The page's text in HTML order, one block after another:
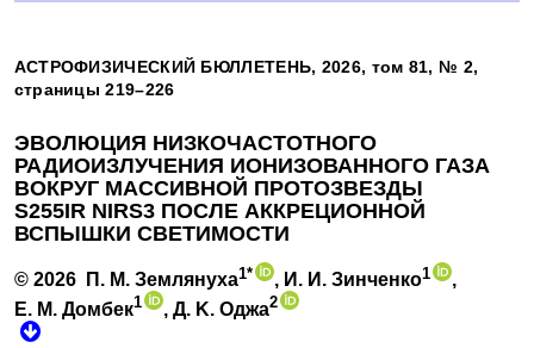
АСТРОФИЗИЧЕСКИЙ БЮЛЛЕТЕНЬ, 2026, том 81, № 2,
страницы 219–226
ЭВОЛЮЦИЯ НИЗКОЧАСТОТНОГО
РАДИОИЗЛУЧЕНИЯ ИОНИЗОВАННОГО ГАЗА
ВОКРУГ МАССИВНОЙ ПРОТОЗВЕЗДЫ
S255IR NIRS3 ПОСЛЕ АККРЕЦИОННОЙ
ВСПЫШКИ СВЕТИМОСТИ
© 2026 П. М. Землянуха1* , И. И. Зинченко1
,
Е. М. Домбек1 , Д. K. Оджа2